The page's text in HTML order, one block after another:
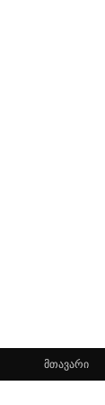
მთავარი